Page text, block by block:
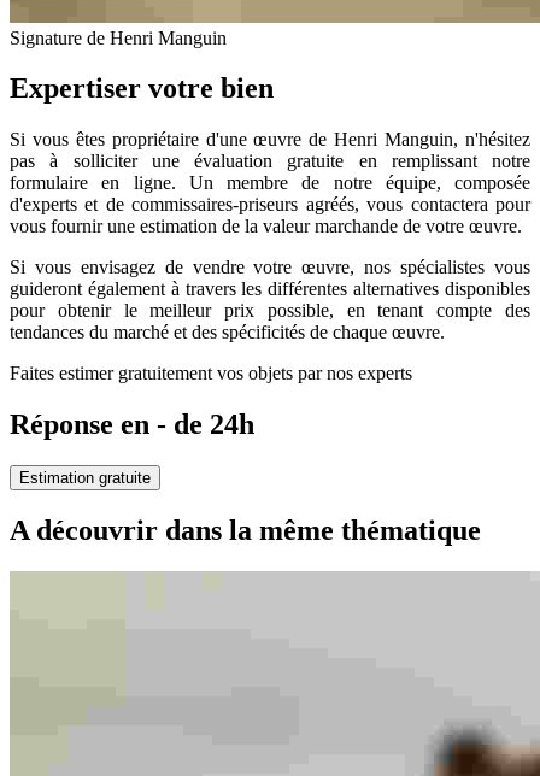
Signature de Henri Manguin
Expertiser votre bien
Si vous êtes propriétaire d'une œuvre de Henri Manguin, n'hésitez
pas à solliciter une évaluation gratuite en remplissant notre
formulaire en ligne. Un membre de notre équipe, composée
d'experts et de commissaires-priseurs agréés, vous contactera pour
vous fournir une estimation de la valeur marchande de votre œuvre.
Si vous envisagez de vendre votre œuvre, nos spécialistes vous
guideront également à travers les différentes alternatives disponibles
pour obtenir le meilleur prix possible, en tenant compte des
tendances du marché et des spécificités de chaque œuvre.
Faites estimer gratuitement vos objets par nos experts
Réponse en - de 24h
Estimation gratuite
A découvrir dans la même thématique